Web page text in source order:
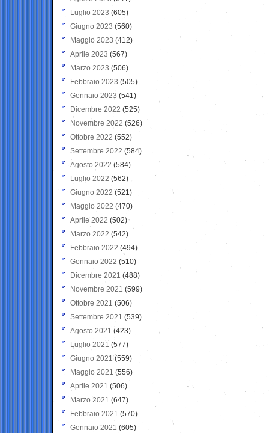
Luglio 2023 (605)
Giugno 2023 (560)
Maggio 2023 (412)
Aprile 2023 (567)
Marzo 2023 (506)
Febbraio 2023 (505)
Gennaio 2023 (541)
Dicembre 2022 (525)
Novembre 2022 (526)
Ottobre 2022 (552)
Settembre 2022 (584)
Agosto 2022 (584)
Luglio 2022 (562)
Giugno 2022 (521)
Maggio 2022 (470)
Aprile 2022 (502)
Marzo 2022 (542)
Febbraio 2022 (494)
Gennaio 2022 (510)
Dicembre 2021 (488)
Novembre 2021 (599)
Ottobre 2021 (506)
Settembre 2021 (539)
Agosto 2021 (423)
Luglio 2021 (577)
Giugno 2021(559)
Maggio 2021 (556)
Aprile 2021 (506)
Marzo 2021 (647)
Febbraio 2021 (570)
Gennaio 2021 (605)